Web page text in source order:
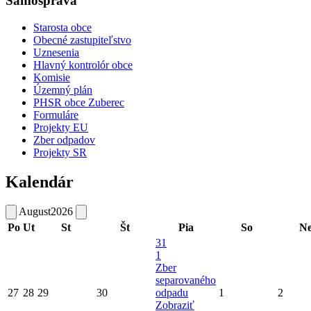
Starosta obce
Obecné zastupiteľstvo
Uznesenia
Hlavný kontrolór obce
Komisie
Územný plán
PHSR obce Zuberec
Formuláre
Projekty EU
Zber odpadov
Projekty SR
Kalendár
August2026
Po Ut St Št Pia So
27 28 29 30
31
1
Zber
separovaného
odpadu
Zobraziť
1 2